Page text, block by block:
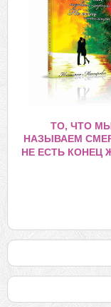
ТО, ЧТО
НАЗЫВАЕМ
НЕ ЕСТЬ КОНЕЦ